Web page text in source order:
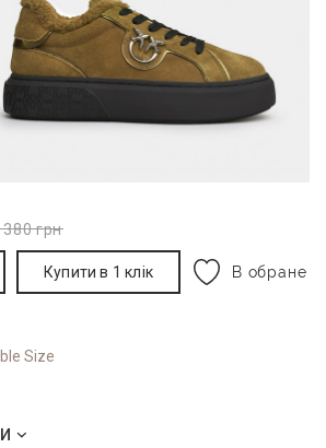
380грн
Купити в 1 клік В обране
Size